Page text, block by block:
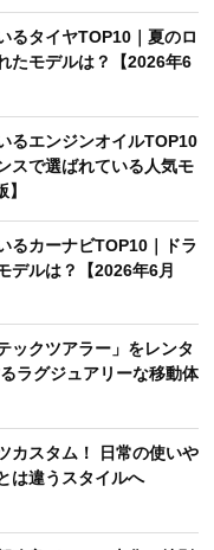
るタイヤTOP10｜夏のロ
たモデルは？【2026年6
るエンジンオイルTOP10
スで選ばれている人気モ
るカーナビTOP10｜ドラ
デルは？【2026年6月
ックツアラー」をレンタ
ラグジュアリーな移動体
カスタム！ 日常の使いや
は違うスタイルへ